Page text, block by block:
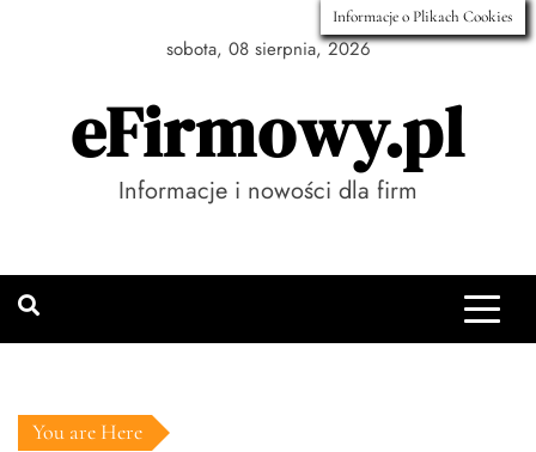
sobota, 08 sierpnia, 2026
eFirmowy.pl
Informacje i nowości dla firm
You are Here
Informacje o Plikach Cookies